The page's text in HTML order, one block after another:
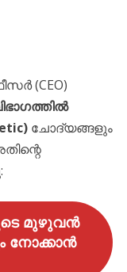
(CEO)
ചോദ്യങ്ങളും
മുഴുവൻ
നോക്കാൻ